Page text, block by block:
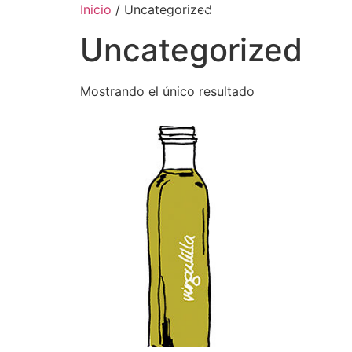
Inicio / Uncategorized
Uncategorized
Mostrando el único resultado